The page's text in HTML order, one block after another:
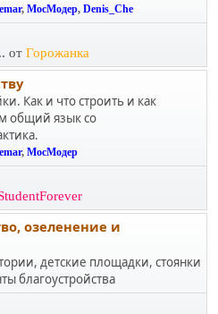
, МосМодер, Denis_Che
от Горожанка
Как и что строить и как
общий язык со
, МосМодер
озеленение и
детские площадки, стоянки
благоустройства